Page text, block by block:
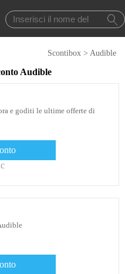
Scontibox > Audible
Audible
e goditi le ultime offerte di